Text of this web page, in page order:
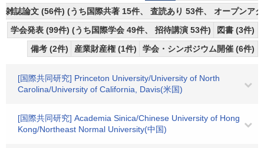
雑誌論文 (56件) (うち国際共著 15件、 査読あり 53件、 オープンア
学会発表 (99件) (うち国際学会 49件、 招待講演 53件)
図書 (3件)
備考 (2件)
産業財産権 (1件) 学会・シンポジウム開催 (6件)
[国際共同研究] Princeton University/University of North
Carolina/University of California, Davis(米国)
[国際共同研究] Academia Sinica/Chinese University of Hong
Kong/Northeast Normal University(中国)